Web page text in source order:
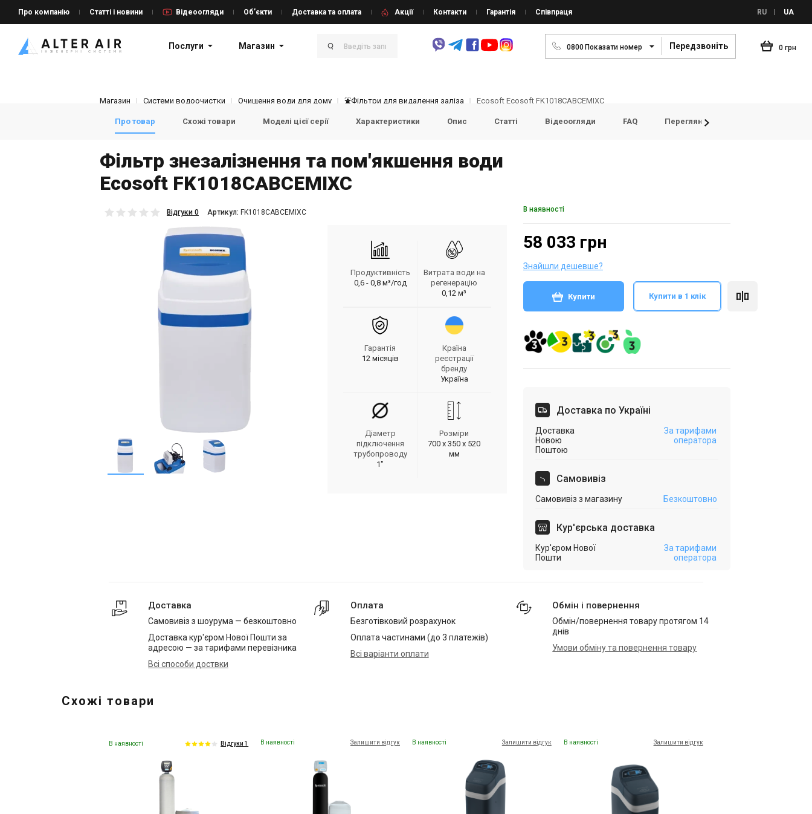
Про компанію Статті і новини Відеоогляди Об’єкти Доставка та оплата Акції Контакти Гарантія Співпраця RU UA
Послуги Магазин 0800Показати номер Передзвоніть 0 грн
Магазин Системи водоочистки Очищення води для дому ⛲Фільтри для видалення заліза Ecosoft Ecosoft FK1018CABCEMIXC
Про товар Схожі товари Моделі цієї серії Характеристики Опис Статті Відеоогляди FAQ Переглянуті товари
Фільтр знезалізнення та пом'якшення води
Ecosoft FK1018CABCEMIXC
Відгуки 0 Aртикул: FK1018CABCEMIXC
Продуктивність
0,6 - 0,8 м³/год
Витрата води на
регенерацію
0,12 м³
Гарантія
12 місяців
Країна
реєстрації
бренду
Україна
Діаметр
підключення
трубопроводу
1"
Розміри
700 х 350 х 520
мм
В наявності
58 033 грн
Знайшли дешевше?
Купити Купити в 1 клік
Доставка по Україні
Доставка
Новою
Поштою
За тарифами
оператора
Самовивіз
Самовивіз з магазину Безкоштовно
Кур'єрська доставка
Кур'єром Нової
Пошти
За тарифами
оператора
Доставка
Самовивіз з шоурума — безкоштовно
Доставка кур'єром Нової Пошти за
адресою — за тарифами перевізника
Всі способи доствки
Оплата
Безготівковий розрахунок
Оплата частинами (до 3 платежів)
Всі варіанти оплати
Обмін і повернення
Обмін/повернення товару протягом 14
днів
Умови обміну та повернення товару
Схожі товари
В наявності Відгуки 1 В наявності Залишити відгук В наявності Залишити відгук В наявності Залишити відгук